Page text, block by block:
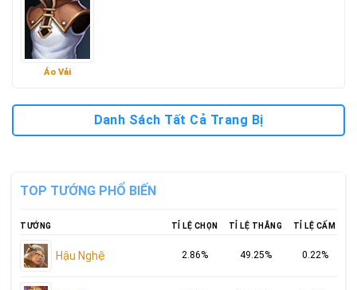
Áo Vải
Danh Sách Tất Cả Trang Bị
TOP TƯỚNG PHỔ BIẾN
TƯỚNG TỈ LỆ CHỌN TỈ LỆ THẮNG TỈ LỆ CẤM
Hậu Nghệ 2.86% 49.25% 0.22%